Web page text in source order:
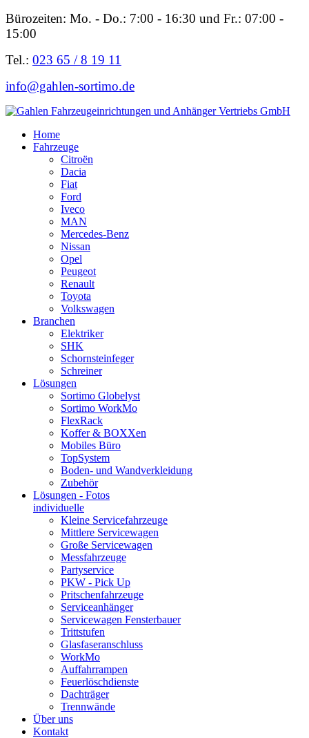
Bürozeiten: Mo. - Do.: 7:00 - 16:30 und Fr.: 07:00 -
15:00
Tel.: 023 65 / 8 19 11
info@gahlen-sortimo.de
Home
Fahrzeuge
Citroën
Dacia
Fiat
Ford
Iveco
MAN
Mercedes-Benz
Nissan
Opel
Peugeot
Renault
Toyota
Volkswagen
Branchen
Elektriker
SHK
Schornsteinfeger
Schreiner
Lösungen
Sortimo Globelyst
Sortimo WorkMo
FlexRack
Koffer & BOXXen
Mobiles Büro
TopSystem
Boden- und Wandverkleidung
Zubehör
Lösungen - Fotos
individuelle
Kleine Servicefahrzeuge
Mittlere Servicewagen
Große Servicewagen
Messfahrzeuge
Partyservice
PKW - Pick Up
Pritschenfahrzeuge
Serviceanhänger
Servicewagen Fensterbauer
Trittstufen
Glasfaseranschluss
WorkMo
Auffahrrampen
Feuerlöschdienste
Dachträger
Trennwände
Über uns
Kontakt